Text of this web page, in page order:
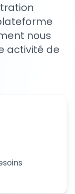
nous
activité de